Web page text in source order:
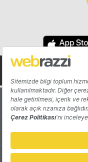
Hakkında
Katkıda Bulun